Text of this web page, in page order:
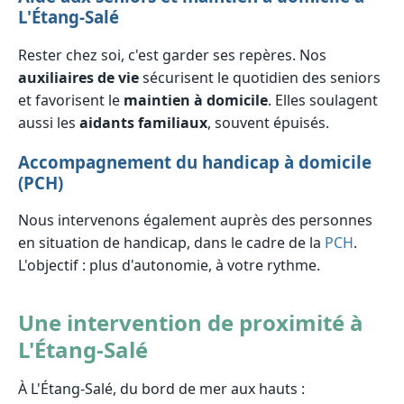
L'Étang-Salé
Rester chez soi, c'est garder ses repères. Nos
auxiliaires de viesécurisent le quotidien des seniors
et favorisent le maintien à domicile. Elles soulagent
aussi les aidants familiaux, souvent épuisés.
Accompagnement du handicap à domicile
(PCH)
Nous intervenons également auprès des personnes
en situation de handicap, dans le cadre de la PCH.
L'objectif : plus d'autonomie, à votre rythme.
Une intervention de proximité à
L'Étang-Salé
À L'Étang-Salé, du bord de mer aux hauts :